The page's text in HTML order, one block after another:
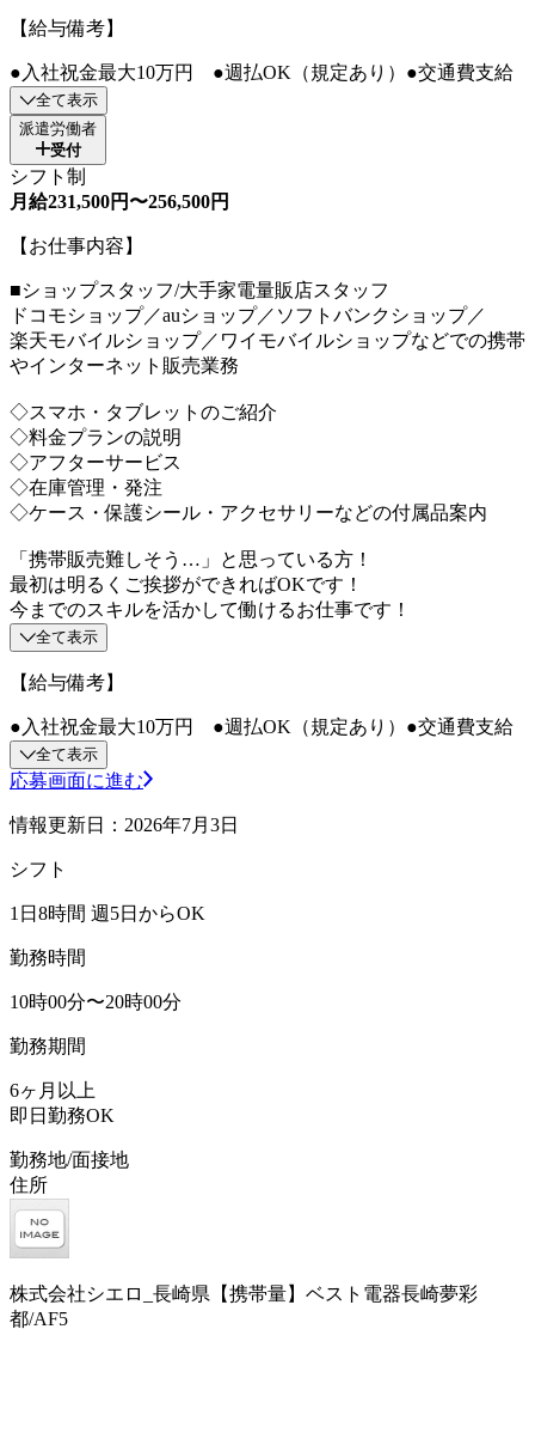
【給与備考】
●入社祝金最大10万円 ●週払OK（規定あり）●交通費支給
全て表示
派遣労働者
受付
シフト制
月給231,500円〜256,500円
【お仕事内容】
■ショップスタッフ/大手家電量販店スタッフ
ドコモショップ／auショップ／ソフトバンクショップ／
楽天モバイルショップ／ワイモバイルショップなどでの携帯
やインターネット販売業務
◇スマホ・タブレットのご紹介
◇料金プランの説明
◇アフターサービス
◇在庫管理・発注
◇ケース・保護シール・アクセサリーなどの付属品案内
「携帯販売難しそう…」と思っている方！
最初は明るくご挨拶ができればOKです！
今までのスキルを活かして働けるお仕事です！
全て表示
【給与備考】
●入社祝金最大10万円 ●週払OK（規定あり）●交通費支給
全て表示
応募画面に進む
情報更新日：2026年7月3日
シフト
1日8時間 週5日からOK
勤務時間
10時00分〜20時00分
勤務期間
6ヶ月以上
即日勤務OK
勤務地/面接地
住所
株式会社シエロ_長崎県【携帯量】ベスト電器長崎夢彩
都/AF5